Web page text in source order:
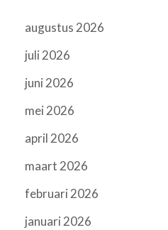
augustus 2026
juli 2026
juni 2026
mei 2026
april 2026
maart 2026
februari 2026
januari 2026